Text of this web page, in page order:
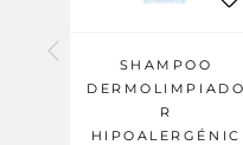
SHAMPOO
DERMOLIMPIADO
R
HIPOALERGÉNIC